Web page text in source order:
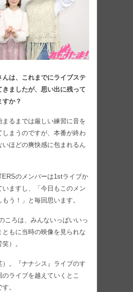
は、これまでにライブステ
きましたが、思い出に残って
すか？
まるまでは厳しい練習に音を
しまうのですが、本番が終わ
いほどの爽快感に包まれるん
のメンバーは1stライブか
いますし、「今日もこのメン
う！」と毎回思います。
ころは、みんないっぱいいっ
ともに当時の映像を見られな
）。
）。『ナナシス』ライブのす
ライブを越えていくとこ
。